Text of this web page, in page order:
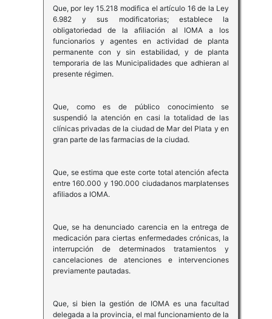
Que, por ley 15.218 modifica el artículo 16 de la Ley
6.982 y sus modificatorias; establece la
obligatoriedad de la afiliación al IOMA a los
funcionarios y agentes en actividad de planta
permanente con y sin estabilidad, y de planta
temporaria de las Municipalidades que adhieran al
presente régimen.
Que, como es de público conocimiento se
suspendió la atención en casi la totalidad de las
clínicas privadas de la ciudad de Mar del Plata y en
gran parte de las farmacias de la ciudad.
Que, se estima que este corte total atención afecta
entre 160.000 y 190.000 ciudadanos marplatenses
afiliados a IOMA.
Que, se ha denunciado carencia en la entrega de
medicación para ciertas enfermedades crónicas, la
interrupción de determinados tratamientos y
cancelaciones de atenciones e intervenciones
previamente pautadas.
Que, si bien la gestión de IOMA es una facultad
delegada a la provincia, el mal funcionamiento de la